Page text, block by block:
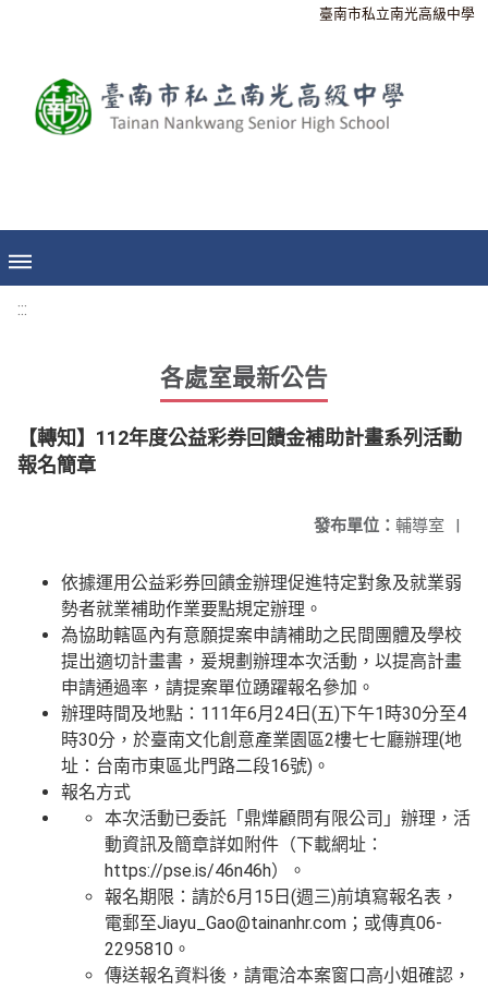
臺南市私立南光高級中學
:::
各處室最新公告
【轉知】112年度公益彩券回饋金補助計畫系列活動
報名簡章
發布單位： 輔導室 |
依據運用公益彩券回饋金辦理促進特定對象及就業弱
勢者就業補助作業要點規定辦理。
為協助轄區內有意願提案申請補助之民間團體及學校
提出適切計畫書，爰規劃辦理本次活動，以提高計畫
申請通過率，請提案單位踴躍報名參加。
辦理時間及地點：111年6月24日(五)下午1時30分至4
時30分，於臺南文化創意產業園區2樓七七廳辦理(地
址：台南市東區北門路二段16號)。
報名方式
本次活動已委託「鼎燁顧問有限公司」辦理，活
動資訊及簡章詳如附件（下載網址：
https://pse.is/46n46h）。
報名期限：請於6月15日(週三)前填寫報名表，
電郵至Jiayu_Gao@tainanhr.com；或傳真06-
2295810。
傳送報名資料後，請電洽本案窗口高小姐確認，